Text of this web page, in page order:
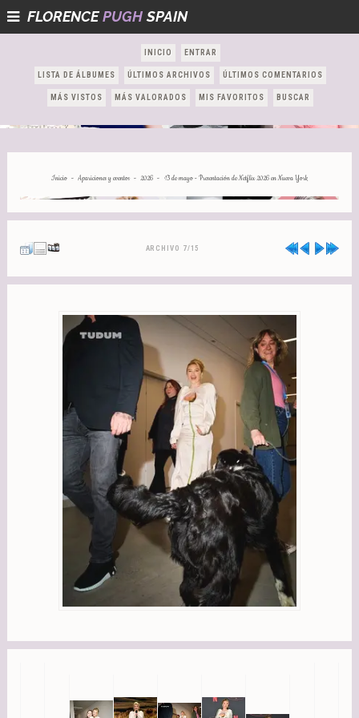
FLORENCE PUGH SPAIN
INICIO ENTRAR
LISTA DE ÁLBUMES ÚLTIMOS ARCHIVOS ÚLTIMOS COMENTARIOS
MÁS VISTOS MÁS VALORADOS MIS FAVORITOS BUSCAR
Inicio - Apariciones y eventos - 2026 - 13 de mayo - Presentación de Netflix 2026 en Nueva York
ARCHIVO 7/15